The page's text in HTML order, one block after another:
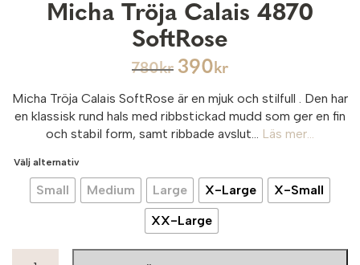
Micha Tröja Calais 4870
SoftRose
780kr 390 kr
Micha Tröja Calais SoftRose är en mjuk och stilfull
. Den har
en klassisk rund hals med ribbstickad mudd som ger en fin
och stabil form, samt ribbade avslut...
Läs mer...
Välj alternativ
Small Medium Large X-Large
X-Small
XX-Large